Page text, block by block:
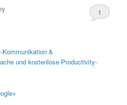
1
Kommunikation &
und kostenlose Productivity-